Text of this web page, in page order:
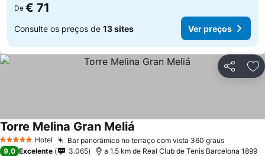
De € 71
Consulte os preços de 13 sites Ver preços
Partilhar
5 Estrelas Hotel Bar panorâmico no terraço com vista 360 graus
Torre Melina Gran Meliá
9,0 Excelente 3.065 a 1.5 km de Real Club de Tenis Barcelona 1899